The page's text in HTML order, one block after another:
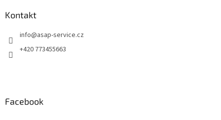
Kontakt
info@asap-service.cz
+420 773455663
Facebook